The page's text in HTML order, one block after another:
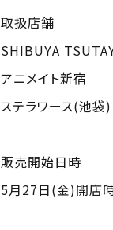
取扱店舗
SHIBUYA
アニメイト新宿
ステラワース(池袋)
販売開始日時
5月27日(金)開店